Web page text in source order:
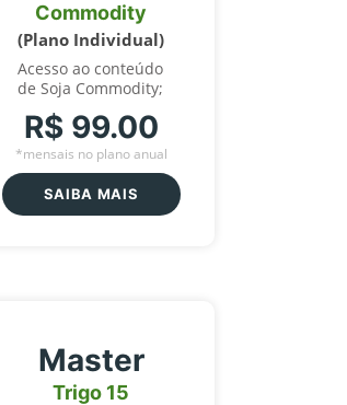
Commodity
(Plano Individual)
Acesso ao conteúdo
de Soja Commodity;
R$ 99.00
*mensais no plano anual
SAIBA MAIS
Master
Trigo 15